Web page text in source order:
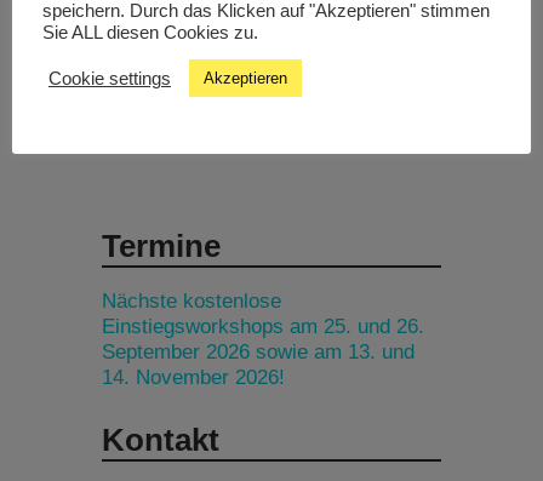
Studiochat
Termine
Nächste kostenlose
Einstiegsworkshops am 25. und 26.
September 2026 sowie am 13. und
14. November 2026!
Kontakt
speichern. Durch das Klicken auf "Akzeptieren" stimmen
Sie ALL diesen Cookies zu.
Cookie settings Akzeptieren